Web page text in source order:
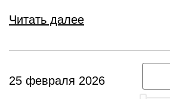
Читать далее
25 февраля 2026